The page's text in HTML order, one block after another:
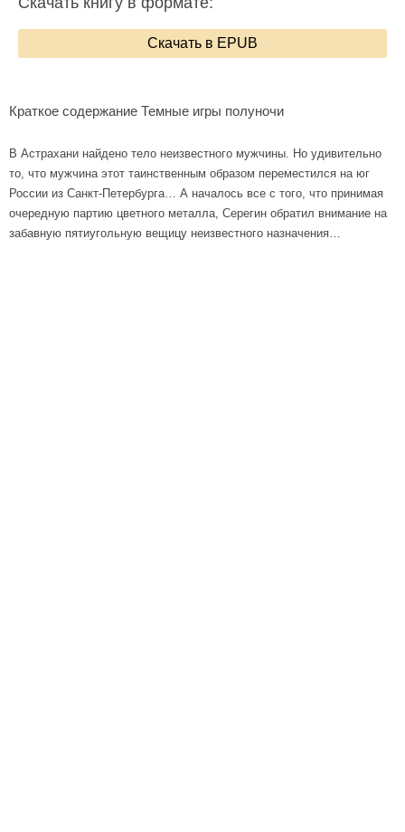
Скачать в EPUB
Краткое содержание Темные игры полуночи
В Астрахани найдено тело неизвестного мужчины. Но удивительно
то, что мужчина этот таинственным образом переместился на юг
России из Санкт-Петербурга… А началось все с того, что принимая
очередную партию цветного металла, Серегин обратил внимание на
забавную пятиугольную вещицу неизвестного назначения…